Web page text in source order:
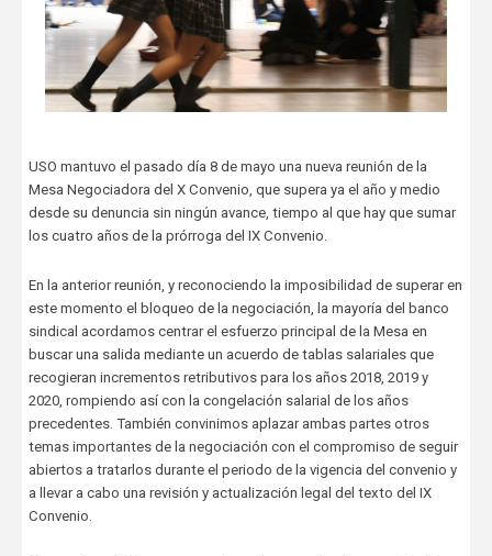
USO mantuvo el pasado día 8 de mayo una nueva reunión de la
Mesa Negociadora del X Convenio, que supera ya el año y medio
desde su denuncia sin ningún avance, tiempo al que hay que sumar
los cuatro años de la prórroga del IX Convenio.
En la anterior reunión, y reconociendo la imposibilidad de superar en
este momento el bloqueo de la negociación, la mayoría del banco
sindical acordamos centrar el esfuerzo principal de la Mesa en
buscar una salida mediante un acuerdo de tablas salariales que
recogieran incrementos retributivos para los años 2018, 2019 y
2020, rompiendo así con la congelación salarial de los años
precedentes. También convinimos aplazar ambas partes otros
temas importantes de la negociación con el compromiso de seguir
abiertos a tratarlos durante el periodo de la vigencia del convenio y
a llevar a cabo una revisión y actualización legal del texto del IX
Convenio.